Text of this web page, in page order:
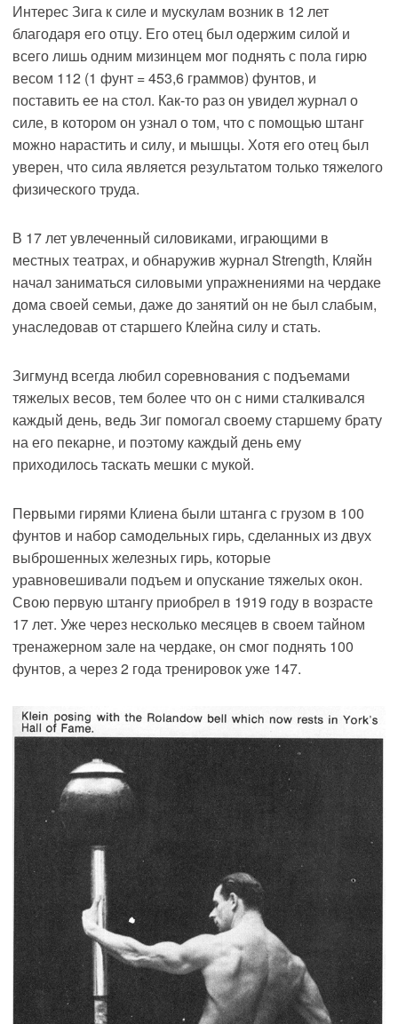
Интерес Зига к силе и мускулам возник в 12 лет
благодаря его отцу. Его отец был одержим силой и
всего лишь одним мизинцем мог поднять с пола гирю
весом 112 (1 фунт = 453,6 граммов) фунтов, и
поставить ее на стол. Как-то раз он увидел журнал о
силе, в котором он узнал о том, что с помощью штанг
можно нарастить и силу, и мышцы. Хотя его отец был
уверен, что сила является результатом только тяжелого
физического труда.
В 17 лет увлеченный силовиками, играющими в
местных театрах, и обнаружив журнал Strength, Кляйн
начал заниматься силовыми упражнениями на чердаке
дома своей семьи, даже до занятий он не был слабым,
унаследовав от старшего Клейна силу и стать.
Зигмунд всегда любил соревнования с подъемами
тяжелых весов, тем более что он с ними сталкивался
каждый день, ведь Зиг помогал своему старшему брату
на его пекарне, и поэтому каждый день ему
приходилось таскать мешки с мукой.
Первыми гирями Клиена были штанга с грузом в 100
фунтов и набор самодельных гирь, сделанных из двух
выброшенных железных гирь, которые
уравновешивали подъем и опускание тяжелых окон.
Свою первую штангу приобрел в 1919 году в возрасте
17 лет. Уже через несколько месяцев в своем тайном
тренажерном зале на чердаке, он смог поднять 100
фунтов, а через 2 года тренировок уже 147.